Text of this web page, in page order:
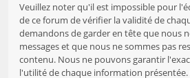
Veuillez noter qu'il est impossible pour
de ce forum de vérifier la validité de
demandons de garder en tête que nous
messages et que nous ne sommes pas
contenu. Nous ne pouvons garantir
l'utilité de chaque information présentée.